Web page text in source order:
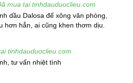
như costus lacton,
saussurea lacton,
Các thành phần
tăng cường khả năng chữa
dụng kháng vi rút, diệt khuẩn
về tiêu hóa.
mua tại tinhdauduoclieu.com
dầu Dalosa để xông văn phòng,
hơn hẳn, ai cũng khen thơm dịu.
tinhdauduoclieu.com
tư vấn nhiệt tình